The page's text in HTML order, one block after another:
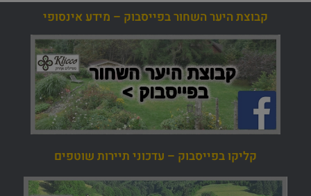
קבוצת היער השחור בפייסבוק – מידע אינסופי
קליקו בפייסבוק – עדכוני תיירות שוטפים